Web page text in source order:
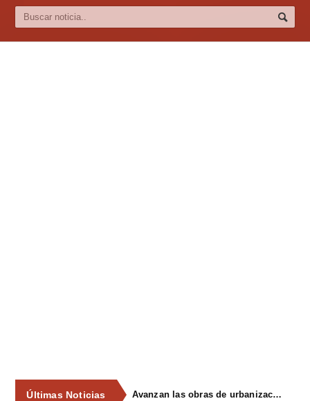
Cultura
Últimas Noticias Avanzan las obras de urbanización del parque de La Reconquista, en los terrenos del antiguo matadero de Pola de Siero